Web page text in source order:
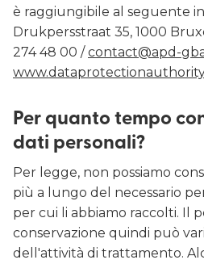
è raggiungibile al seguente
Drukpersstraat 35, 1000
274 48 00 /contact@apd-
Per quanto tempo
dati personali?
Per legge, non possiamo
più a lungo del necessario
per cui li abbiamo raccolti. Il
conservazione quindi può
dell'attività di trattamento.